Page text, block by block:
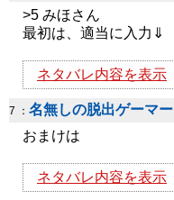
>5 みほさん
最初は、適当に入力⇓
ネタバレ内容を表示
7 ： 名無しの脱出ゲーマー
おまけは
ネタバレ内容を表示